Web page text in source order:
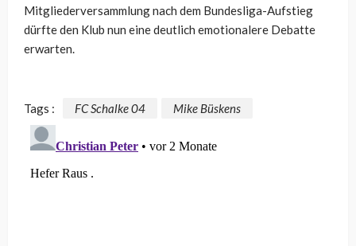
Mitgliederversammlung nach dem Bundesliga-Aufstieg
dürfte den Klub nun eine deutlich emotionalere Debatte
erwarten.
Tags : FC Schalke 04 Mike Büskens